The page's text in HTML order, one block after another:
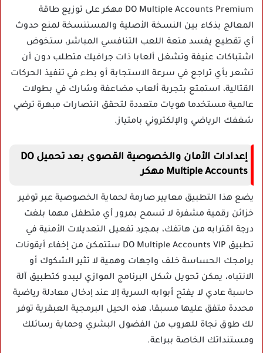
DO Multiple Accounts Premium مهكر على توزيع طاقة
المعالج بذكاء بين النسخة الأصلية والمستنسخة لمنع حدوث
أي تقطيع يفسد متعة اللعب التنافسي المباشر، ستخوض
اشتباكات عنيفة وتشغل ألعابا ذات جرافيك متطلب دون أن
تشعر بأي تراجع في سرعة الاستجابة أو بطء في تنفيذ الحركات
القتالية، استمتع بتجربة ألعاب مضاعفة وشارك في بطولات
عالمية مستخدما هويات متعددة لتحقق انتصارات مبهرة ترضي
شغفك الرياضي والإلكتروني بامتياز.
إعدادات الأمان والخصوصية القصوى بعد تحميل DO
Multiple Accounts مهكر
يضع هذا التطبيق معايير صارمة لحماية الخصوصية عبر توفير
خزائن رقمية مشفرة لا تسمح بمرور أي متطفل مهما بلغت
درجة اقترابه من هاتفك، بمجرد تفعيل التعديلات الأمنية في
تطبيق DO Multiple Accounts VIP ستتمكن من إخفاء أيقونات
برامجك الحساسة خلف واجهات وهمية لا تثير الشكوك أو
الانتباه، يمكن تحويل شكل البرنامج الموازي ليبدو كتطبيق آلة
حاسبة عادي لا يفتح أبوابه السرية إلا عند إدخال معادلة رياضية
محددة متفق عليها مسبقا، هذه الحيل البرمجية العبقرية توفر
لك طوق نجاة للهروب من الفضول البشري وحماية رسائلك
ومستنداتك الخاصة ببراعة.